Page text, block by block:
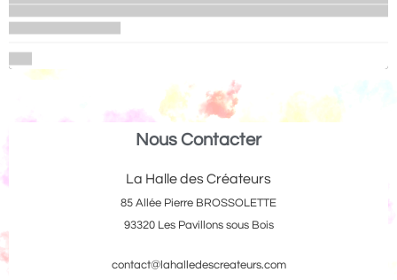
Nous Contacter
La Halle des Créateurs
85 Allée Pierre BROSSOLETTE
93320 Les Pavillons sous Bois
contact@lahalledescreateurs.com